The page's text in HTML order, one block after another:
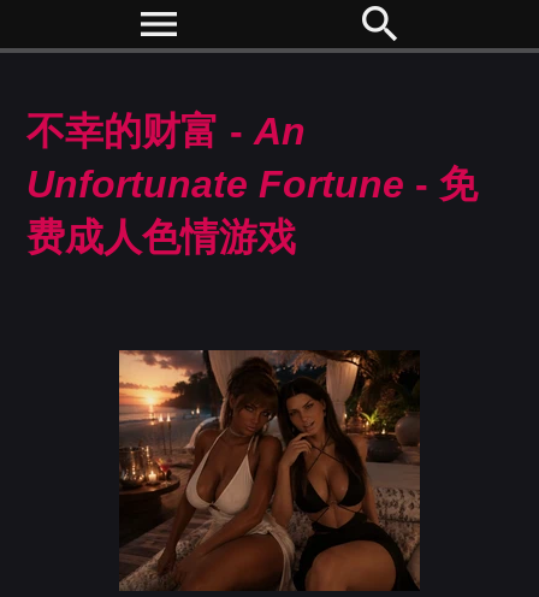
menu search
不幸的财富 -An
Unfortunate Fortune - 免
费成人色情游戏